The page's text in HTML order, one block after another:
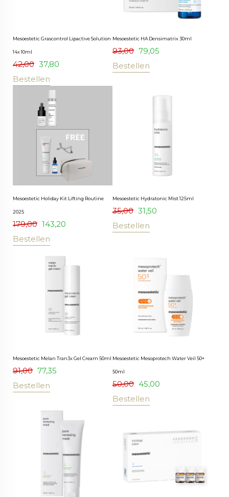
Mesoestetic Grascontrol Lipactive Solution
14x 10ml
42,00 37,80
Bestellen
Mesoestetic HA Densimatrix 30ml
93,00 79,05
Bestellen
Mesoestetic Holiday Kit Lifting Routine
2025
179,00 143,20
Bestellen
Mesoestetic Hydratonic Mist 125ml
35,00 31,50
Bestellen
Mesoestetic Melan Tran3x Gel Cream 50ml
91,00 77,35
Bestellen
Mesoestetic Mesoprotech Water Veil 50+
50ml
50,00 45,00
Bestellen